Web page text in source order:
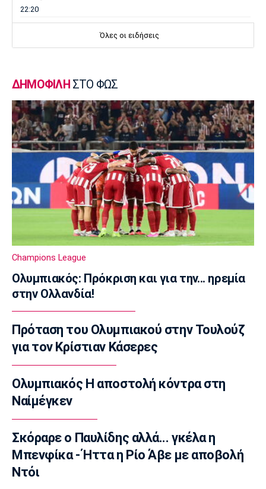
22:20
ΠΑΟΚ: Ανακοίνωσε την Τάνη
Ευρωμπάσκετ K16: Στον τελικό η Ελλάδα,
82-52 τη Νορβηγία
22:05
Ποδόσφαιρο - Διεθνή
Επίσημο: Στη Λίβερπουλ ο Αραούχο
EuroLeague
Ο Μιλς στη Βιλερμπάν
21:30
Champions League
Ολυμπιακός: Οι οδηγίες προς τους
φιλάθλους για το εκτός έδρας ματς με την
Ναϊμέγκεν
21:15
Πόλο: Ήττα στα πέναλτι από την Ουγγαρία
20:55
Στίβος
Eυρωπαϊκό Πρωτάθλημα Στίβου: Πάλεψε για
την πρόκριση ο Γεννίκης στη σφαιροβολία
20:40
Eυρωπαϊκό Πρωτάθλημα Κολύμβησης: Έκτος
ο Παπαστάμος, έβδομος ο Βλαχογιαννάκος
στα 400μ. μικτή
Όλες οι ειδήσεις
ΔΗΜΟΦΙΛΗ ΣΤΟ ΦΩΣ
Champions League
Ολυμπιακός: Πρόκριση και για την... ηρεμία
στην Ολλανδία!
Πρόταση του Ολυμπιακού στην Τουλούζ
για τον Κρίστιαν Κάσερες
Ολυμπιακός Η αποστολή κόντρα στη
Ναίμέγκεν
Σκόραρε ο Παυλίδης αλλά... γκέλα η
Μπενφίκα - Ήττα η Ρίο Άβε με αποβολή
Ντόι